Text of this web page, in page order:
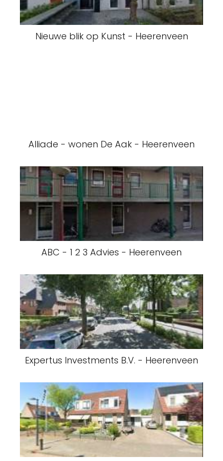
Nieuwe blik op Kunst - Heerenveen
Alliade - wonen De Aak - Heerenveen
ABC - 1 2 3 Advies - Heerenveen
Expertus Investments B.V. - Heerenveen